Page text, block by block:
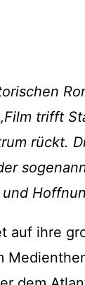
trifft
rückt.
auf ihre